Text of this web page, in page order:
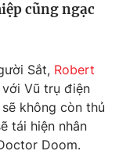
cũng ngạc
Sắt, Robert
Vũ trụ điện
không còn thủ
tái hiện nhân
Doom.